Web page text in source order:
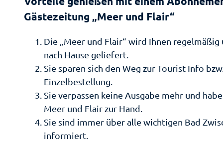
e
Gästezeitung „Meer und Flair“
Die „Meer und Flair“ wird Ihnen
nach Hause geliefert.
Sie sparen sich den Weg zur Tourist-Info
Einzelbestellung.
Sie verpassen keine Ausgabe mehr und
Meer und Flair zur Hand.
Sie sind immer über alle wichtigen Bad
informiert.